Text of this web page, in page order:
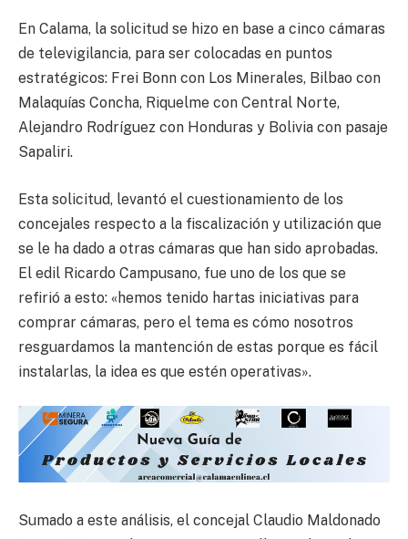
En Calama, la solicitud se hizo en base a cinco cámaras
de televigilancia, para ser colocadas en puntos
estratégicos: Frei Bonn con Los Minerales, Bilbao con
Malaquías Concha, Riquelme con Central Norte,
Alejandro Rodríguez con Honduras y Bolivia con pasaje
Sapaliri.
Esta solicitud, levantó el cuestionamiento de los
concejales respecto a la fiscalización y utilización que
se le ha dado a otras cámaras que han sido aprobadas.
El edil Ricardo Campusano, fue uno de los que se
refirió a esto: «hemos tenido hartas iniciativas para
comprar cámaras, pero el tema es cómo nosotros
resguardamos la mantención de estas porque es fácil
instalarlas, la idea es que estén operativas».
Sumado a este análisis, el concejal Claudio Maldonado